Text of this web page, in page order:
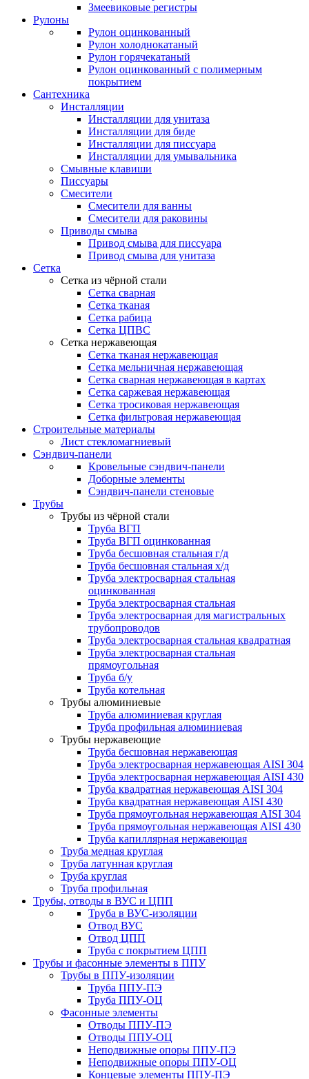
Змеевиковые регистры
Рулоны
Рулон оцинкованный
Рулон холоднокатаный
Рулон горячекатаный
Рулон оцинкованный с полимерным
покрытием
Сантехника
Инсталляции
Инсталляции для унитаза
Инсталляции для биде
Инсталляции для писсуара
Инсталляции для умывальника
Смывные клавиши
Писсуары
Смесители
Смесители для ванны
Смесители для раковины
Приводы смыва
Привод смыва для писсуара
Привод смыва для унитаза
Сетка
Сетка из чёрной стали
Сетка сварная
Сетка тканая
Сетка рабица
Сетка ЦПВС
Сетка нержавеющая
Сетка тканая нержавеющая
Сетка мельничная нержавеющая
Сетка сварная нержавеющая в картах
Сетка саржевая нержавеющая
Сетка тросиковая нержавеющая
Сетка фильтровая нержавеющая
Строительные материалы
Лист стекломагниевый
Сэндвич-панели
Кровельные сэндвич-панели
Доборные элементы
Сэндвич-панели стеновые
Трубы
Трубы из чёрной стали
Труба ВГП
Труба ВГП оцинкованная
Труба бесшовная стальная г/д
Труба бесшовная стальная х/д
Труба электросварная стальная
оцинкованная
Труба электросварная стальная
Труба электросварная для магистральных
трубопроводов
Труба электросварная стальная квадратная
Труба электросварная стальная
прямоугольная
Труба б/у
Труба котельная
Трубы алюминиевые
Труба алюминиевая круглая
Труба профильная алюминиевая
Трубы нержавеющие
Труба бесшовная нержавеющая
Труба электросварная нержавеющая AISI 304
Труба электросварная нержавеющая AISI 430
Труба квадратная нержавеющая AISI 304
Труба квадратная нержавеющая AISI 430
Труба прямоугольная нержавеющая AISI 304
Труба прямоугольная нержавеющая AISI 430
Труба капиллярная нержавеющая
Труба медная круглая
Труба латунная круглая
Труба круглая
Труба профильная
Трубы, отводы в ВУС и ЦПП
Труба в ВУС-изоляции
Отвод ВУС
Отвод ЦПП
Труба с покрытием ЦПП
Трубы и фасонные элементы в ППУ
Трубы в ППУ-изоляции
Труба ППУ-ПЭ
Труба ППУ-ОЦ
Фасонные элементы
Отводы ППУ-ПЭ
Отводы ППУ-ОЦ
Неподвижные опоры ППУ-ПЭ
Неподвижные опоры ППУ-ОЦ
Концевые элементы ППУ-ПЭ